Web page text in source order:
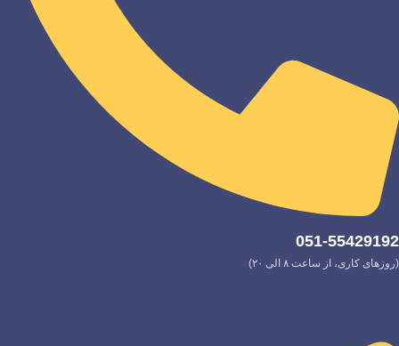
051-55429192
(روزهای کاری، از ساعت ۸ الی ۲۰)